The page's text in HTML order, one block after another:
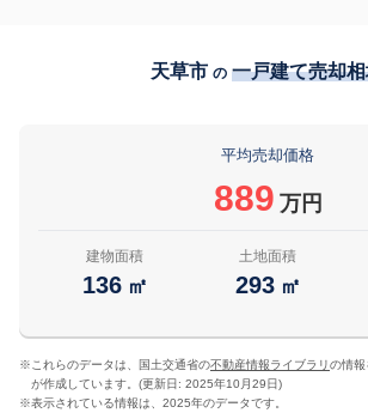
天草市 の 一戸建て売却
平均売却価格
889 万円
建物面積
136 ㎡
土地面積
293 ㎡
※ これらのデータは、国土交通省の不動産情報ライブラリの情報
が作成しています。(更新日: 2025年10月29日)
※表示されている情報は、2025年のデータです。